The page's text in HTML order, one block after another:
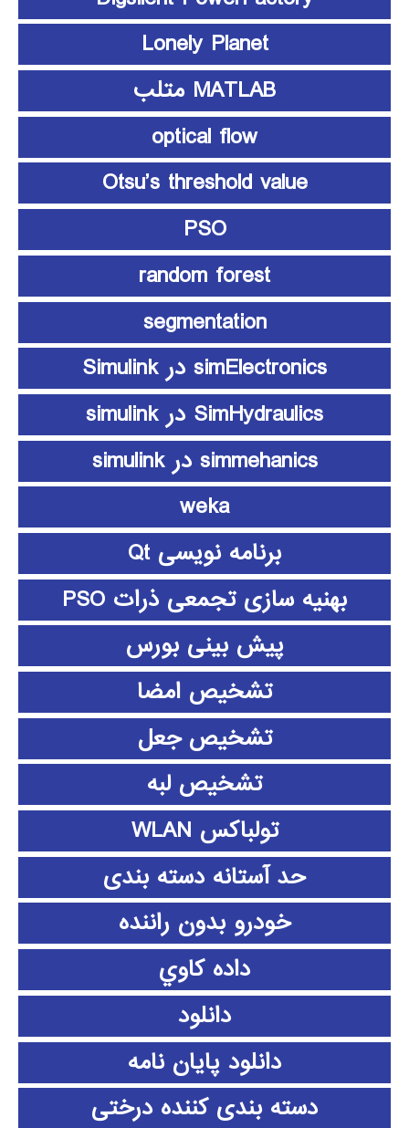
Lonely Planet
MATLAB متلب
optical flow
Otsu’s threshold value
PSO
random forest
segmentation
simElectronics در Simulink
SimHydraulics در simulink
simmehanics در simulink
weka
برنامه نویسی Qt
بهنیه سازی تجمعی ذرات PSO
پیش بینی بورس
تشخیص امضا
تشخیص جعل
تشخیص لبه
تولباکس WLAN
حد آستانه دسته بندی
خودرو بدون راننده
داده كاوي
دانلود
دانلود پايان نامه
دسته بندی کننده درختی